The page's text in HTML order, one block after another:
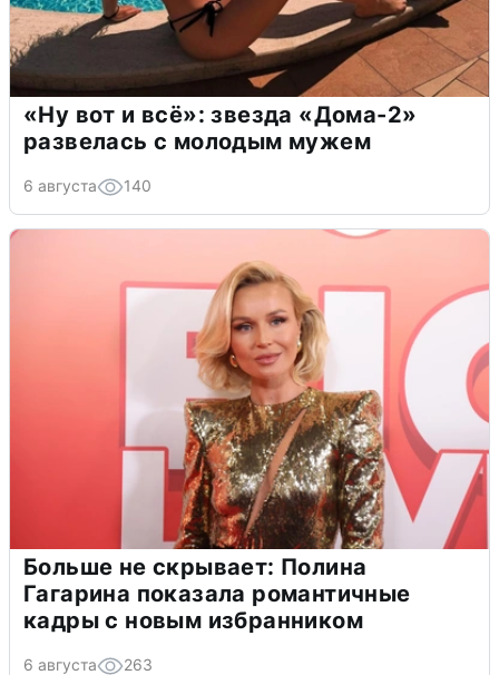
«Ну вот и всё»: звезда «Дома-2»
развелась с молодым мужем
6 августа 140
Больше не скрывает: Полина
Гагарина показала романтичные
кадры с новым избранником
6 августа 263